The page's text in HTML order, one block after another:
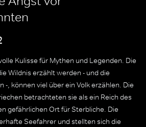
Kulisse für Mythen und Legenden. Die
Wildnis erzählt werden - und die
-, können viel über ein Volk erzählen. Die
betrachteten sie als ein Reich des
gefährlichen Ort für Sterbliche. Die
Seefahrer und stellten sich die